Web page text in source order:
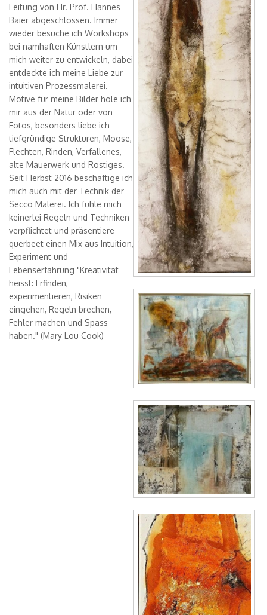
Evelyne Frostl - artevefact
Evgeniya Erokhina
Evgeny Yakovlev
Ilia Kagan
Ivan Iliev
Jessica A. McVicker
Luca Andreoli
Luise Gandon
N.Prima Natalia Proskuriakova
Olesya Glazjeva
Sara Coluccia
Stefano Barattini
Tamara Aharkava
Yulia Novikova
Yuliya Shulyateva
Zac Endter
moreno Gasparetto
pierpaolo manfre
Leitung von Hr. Prof. Hannes
Baier abgeschlossen. Immer
wieder besuche ich Workshops
bei namhaften Künstlern um
mich weiter zu entwickeln, dabei
entdeckte ich meine Liebe zur
intuitiven Prozessmalerei.
Motive für meine Bilder hole ich
mir aus der Natur oder von
Fotos, besonders liebe ich
tiefgründige Strukturen, Moose,
Flechten, Rinden, Verfallenes,
alte Mauerwerk und Rostiges.
Seit Herbst 2016 beschäftige ich
mich auch mit der Technik der
Secco Malerei. Ich fühle mich
keinerlei Regeln und Techniken
verpflichtet und präsentiere
querbeet einen Mix aus Intuition,
Experiment und
Lebenserfahrung "Kreativität
heisst: Erfinden,
experimentieren, Risiken
eingehen, Regeln brechen,
Fehler machen und Spass
haben." (Mary Lou Cook)
vanitas vanitatis
80 x 100.jpg
Lichtgang 80 x
100.jpg
Reise ins Licht.jpg